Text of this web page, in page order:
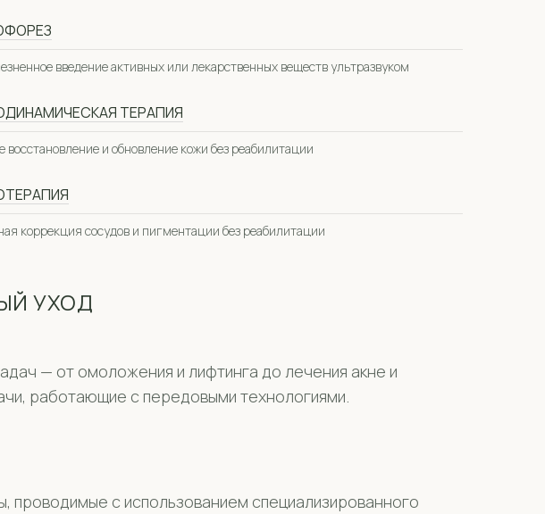
введение активных или лекарственных веществ ультразвуком
ТЕРАПИЯ
восстановление и обновление кожи без реабилитации
коррекция сосудов и пигментации без реабилитации
УХОД
— от омоложения и лифтинга до лечения акне и
работающие с передовыми технологиями.
проводимые с использованием специализированного